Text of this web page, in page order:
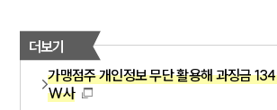
업무분야
헌법·행정·규제·개혁그
더보기
가맹점주 개인정보 무단 활용해 과징금
W사